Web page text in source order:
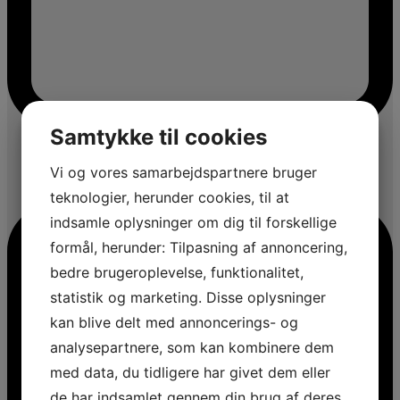
Samtykke til cookies
Vi og vores samarbejdspartnere bruger
teknologier, herunder cookies, til at
indsamle oplysninger om dig til forskellige
formål, herunder: Tilpasning af annoncering,
bedre brugeroplevelse, funktionalitet,
statistik og marketing. Disse oplysninger
kan blive delt med annoncerings- og
analysepartnere, som kan kombinere dem
med data, du tidligere har givet dem eller